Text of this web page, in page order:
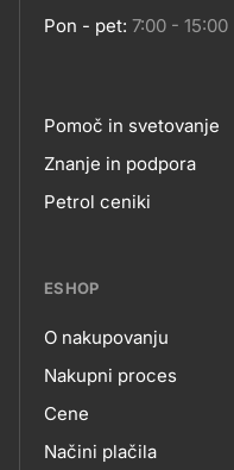
Pon - pet: 7:00 - 15:00
Footer
links
Pomoč in svetovanje
Znanje in podpora
Petrol ceniki
ESHOP
eshop
O nakupovanju
Nakupni proces
Cene
Načini plačila